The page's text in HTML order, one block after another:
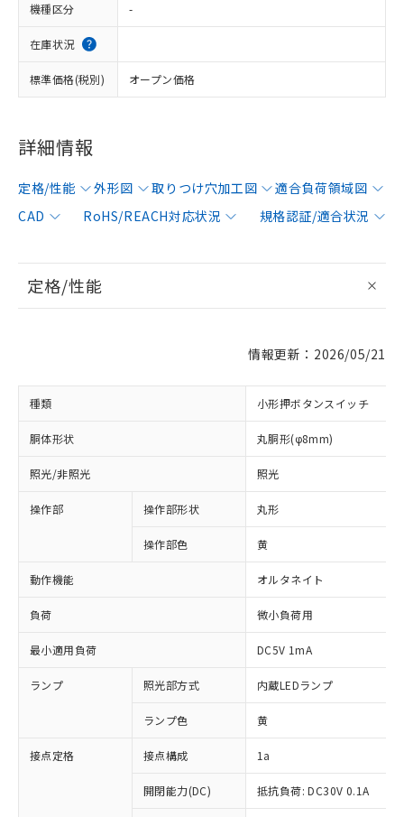
機種区分 -
在庫状況
標準価格(税別) オープン価格
詳細情報
定格/性能 外形図 取りつけ穴加工図
適合負荷領域図
CAD
RoHS/REACH対応状況 規格認証/適合状況
定格/性能
情報更新：2026/05/21
種類 小形押ボタンスイッチ
胴体形状 丸胴形(φ8mm)
照光/非照光 照光
操作部 操作部形状 丸形
操作部色 黄
動作機能 オルタネイト
負荷 微小負荷用
最小適用負荷 DC5V 1mA
ランプ 照光部方式 内蔵LEDランプ
ランプ色 黄
接点定格 接点構成 1a
開閉能力(DC) 抵抗負荷: DC30V 0.1A